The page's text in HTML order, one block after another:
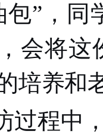
包”，
会将这
培养和
过程中